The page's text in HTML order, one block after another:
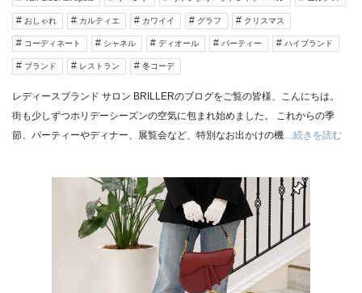
おしゃれ カルティエ カワイイ グラフ クリスマス
コーディネート シャネル ディオール パーティー ハイブランド
ブランド レストラン 冬コーデ
レディースブランド サロン BRILLERのブログをご覧の皆様、こんにちは。
街も少しずつホリデーシーズンの空気に包まれ始めました。 これからの季
節、パーティーやディナー、展覧会など、特別なお出かけの機…続きを読む